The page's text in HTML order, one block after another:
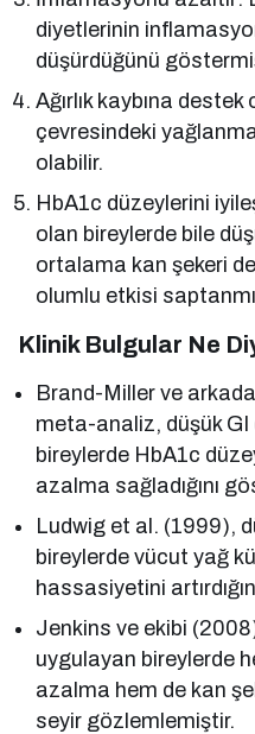
diyetlerinin
düşürdüğünü
Ağırlık kaybına
çevresindeki
olabilir.
HbA1c düzeylerini
olan bireylerde bile
ortalama kan şekeri
olumlu etkisi
Klinik Bulgular Ne
Brand-Miller ve
meta-analiz, düşük
bireylerde HbA1c
azalma sağladığını
Ludwig et al. (1999),
bireylerde vücut yağ
hassasiyetini
Jenkins ve ekibi
uygulayan bireylerde
azalma hem de kan
seyir gözlemlemiştir.